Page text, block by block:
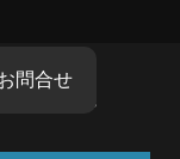
をご覧ください。